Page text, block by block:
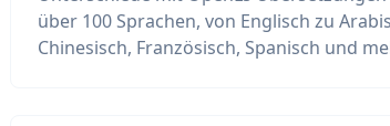
über 100 Sprachen, von Englisch zu
Chinesisch, Französisch, Spanisch und